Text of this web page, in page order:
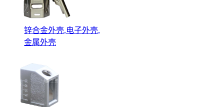
锌合金外壳,电子外壳,
金属外壳